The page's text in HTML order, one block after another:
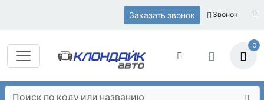
Заказать звонок Звонок
0